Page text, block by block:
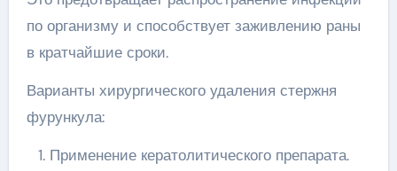
по организму и способствует заживлению раны
в кратчайшие сроки.
Варианты хирургического удаления стержня
фурункула:
Применение кератолитического препарата.